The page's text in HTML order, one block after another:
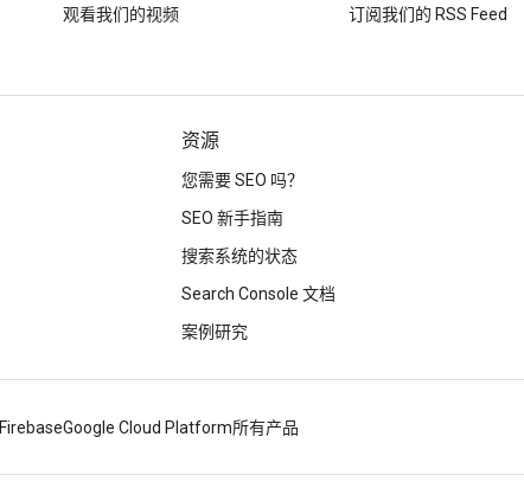
观看我们的视频 订阅我们的 RSS Feed
资源
您需要 SEO 吗？
SEO 新手指南
搜索系统的状态
Search Console 文档
案例研究
FirebaseGoogle Cloud Platform所有产品